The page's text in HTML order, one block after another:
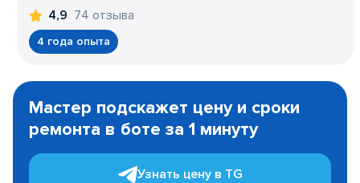
4,9 74 отзыва
4 года опыта
1
Мастер подскажет цену и сроки
ремонта в боте за 1 минуту
Узнать цену в TG